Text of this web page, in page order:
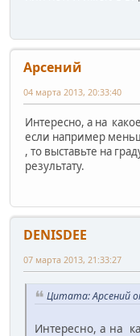
Арсений
04 марта 2013, 20:33:40
Интересно, а на
если например
, то выставьте на
результату.
DENISDEE
07 марта 2013, 21:33:27
Цитата: Арсений
Интересно, а на